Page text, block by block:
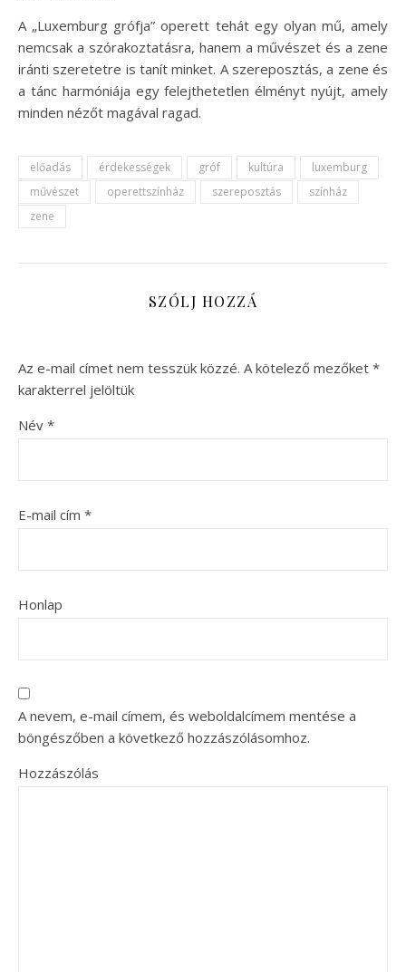
A „Luxemburg grófja” operett tehát egy olyan mű, amely
nemcsak a szórakoztatásra, hanem a művészet és a zene
iránti szeretetre is tanít minket. A szereposztás, a zene és
a tánc harmóniája egy felejthetetlen élményt nyújt, amely
minden nézőt magával ragad.
előadás érdekességek gróf kultúra
luxemburg
művészet
operettszínház szereposztás
színház
zene
SZÓLJ HOZZÁ
Az e-mail címet nem tesszük közzé. A kötelező mezőket *
karakterrel jelöltük
Név *
E-mail cím *
Honlap
A nevem, e-mail címem, és weboldalcímem mentése a
böngészőben a következő hozzászólásomhoz.
Hozzászólás